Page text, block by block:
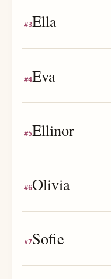
#3Ella
#4Eva
#5Ellinor
#6Olivia
#7Sofie